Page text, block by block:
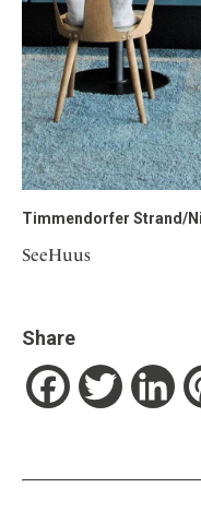
Timmendorfer Strand/
SeeHuus
Share
FacebookTwitter